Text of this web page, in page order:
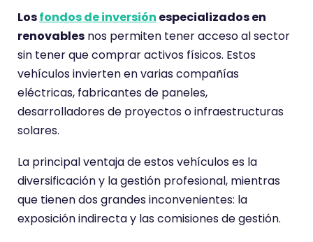
Losfondos de inversión especializados en
renovables nos permiten tener acceso al sector
sin tener que comprar activos físicos. Estos
vehículos invierten en varias compañías
eléctricas, fabricantes de paneles,
desarrolladores de proyectos o infraestructuras
solares.
La principal ventaja de estos vehículos es la
diversificación y la gestión profesional, mientras
que tienen dos grandes inconvenientes: la
exposición indirecta y las comisiones de gestión.